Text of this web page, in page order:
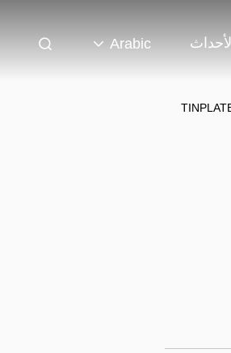
الأحداث Arabic